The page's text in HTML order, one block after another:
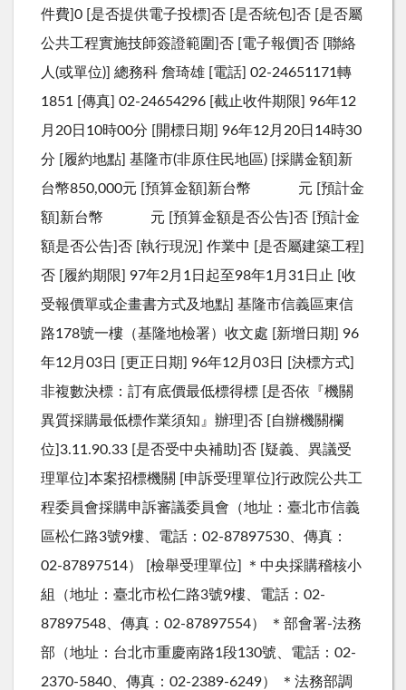
件費]0 [是否提供電子投標]否 [是否統包]否 [是否屬
公共工程實施技師簽證範圍]否 [電子報價]否 [聯絡
人(或單位)] 總務科 詹琦雄 [電話] 02-24651171轉
1851 [傳真] 02-24654296 [截止收件期限] 96年12
月20日10時00分 [開標日期] 96年12月20日14時30
分 [履約地點] 基隆市(非原住民地區) [採購金額]新
台幣850,000元 [預算金額]新台幣 元 [預計金
額]新台幣 元 [預算金額是否公告]否 [預計金
額是否公告]否 [執行現況] 作業中 [是否屬建築工程]
否 [履約期限] 97年2月1日起至98年1月31日止 [收
受報價單或企畫書方式及地點] 基隆市信義區東信
路178號一樓（基隆地檢署）收文處 [新增日期] 96
年12月03日 [更正日期] 96年12月03日 [決標方式]
非複數決標：訂有底價最低標得標 [是否依『機關
異質採購最低標作業須知』辦理]否 [自辦機關欄
位]3.11.90.33 [是否受中央補助]否 [疑義、異議受
理單位]本案招標機關 [申訴受理單位]行政院公共工
程委員會採購申訴審議委員會（地址：臺北市信義
區松仁路3號9樓、電話：02-87897530、傳真：
02-87897514） [檢舉受理單位] ＊中央採購稽核小
組（地址：臺北市松仁路3號9樓、電話：02-
87897548、傳真：02-87897554） ＊部會署-法務
部（地址：台北市重慶南路1段130號、電話：02-
2370-5840、傳真：02-2389-6249） ＊法務部調